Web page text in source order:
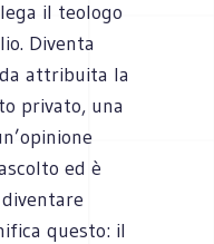
il teologo
Diventa
attribuita la
privato, una
ed è
questo: il